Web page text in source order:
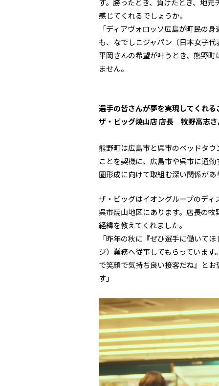
す。勝ったとき、負けたとき、地
感じてくれるでしょうか。
「ディアヴォロッソ広島が町民の
も、なでしこジャパン（日本女子
平岡さんの希望が叶うとき、熊野
ません。
選手の皆さんが夢を実現してくれる
ザ・ビッグ焼山店 店長 牧野高志
熊野町は広島市と呉市のベッドタ
ことを契機に、広島市や呉市に通
圏形成に向けて取組む深い関係があ
ザ・ビッグはイオングループのデ
呉市焼山地区にあります。店長の
経緯を教えてくれました。
「昨年の秋に『ぜひ選手に働いて
ジ）業務へ従事してもらっていま
で笑顔で気持ち良い接客だね』と
す」